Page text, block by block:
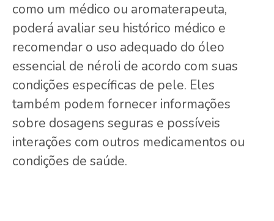
como um médico ou aromaterapeuta,
poderá avaliar seu histórico médico e
recomendar o uso adequado do óleo
essencial de néroli de acordo com suas
condições específicas de pele. Eles
também podem fornecer informações
sobre dosagens seguras e possíveis
interações com outros medicamentos ou
condições de saúde.